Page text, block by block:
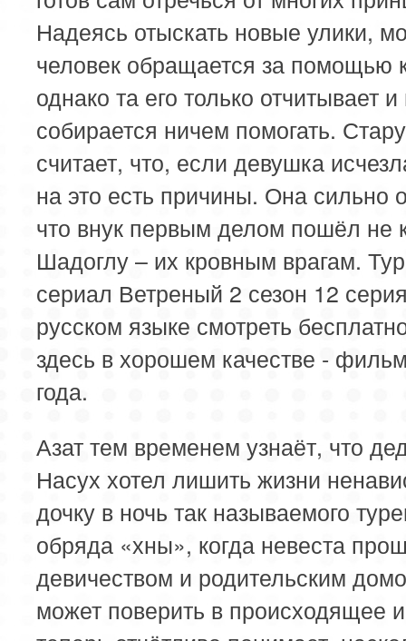
Надеясь отыскать новые улики,
человек обращается за помощью
однако та его только отчитывает
собирается ничем помогать.
считает, что, если девушка
на это есть причины. Она сильно
что внук первым делом пошёл не
Шадоглу – их кровным врагам.
сериал Ветреный 2 сезон 12
русском языке смотреть
здесь в хорошем качестве -
года.
Азат тем временем узнаёт, что
Насух хотел лишить жизни
дочку в ночь так называемого
обряда «хны», когда невеста
девичеством и родительским
может поверить в происходящее